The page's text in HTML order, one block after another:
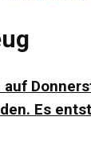
Es